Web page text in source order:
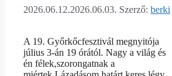
2026.06.12.2026.06.03. Szerző: berki
A 19. Győrkőcfesztivál megnyitója
július 3-án 19 órától. Nagy a világ és
én félek,szorongatnak a